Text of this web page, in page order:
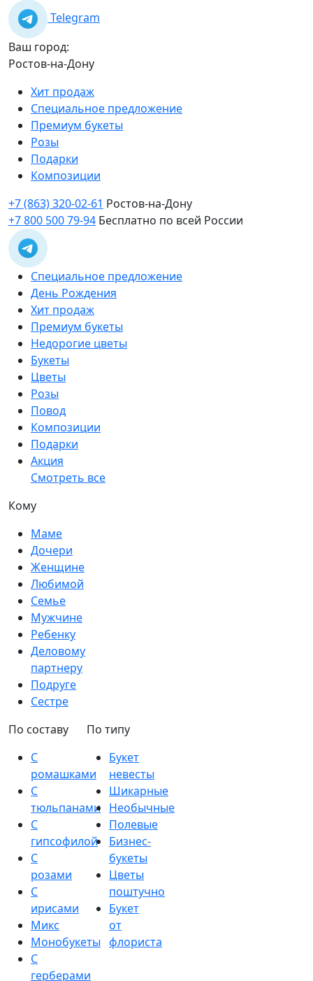
Telegram
Ваш город:
Ростов-на-Дону
Хит продаж
Специальное предложение
Премиум букеты
Розы
Подарки
Композиции
+7 (863) 320-02-61 Ростов-на-Дону
+7 800 500 79-94 Бесплатно по всей России
Специальное предложение
День Рождения
Хит продаж
Премиум букеты
Недорогие цветы
Букеты
Цветы
Розы
Повод
Композиции
Подарки
Акция
Смотреть все
Кому
Маме
Дочери
Женщине
Любимой
Семье
Мужчине
Ребенку
Деловому
партнеру
Подруге
Сестре
По составу
С
ромашками
С
тюльпанами
С
гипсофилой
С
розами
С
ирисами
Микс
Монобукеты
С
герберами
По типу
Букет
невесты
Шикарные
Необычные
Полевые
Бизнес-
букеты
Цветы
поштучно
Букет
от
флориста